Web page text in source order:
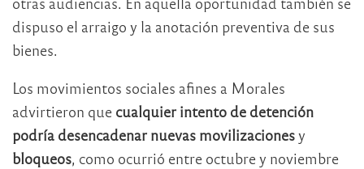
dispuso el arraigo y la anotación preventiva de sus
bienes.
Los movimientos sociales afines a Morales
advirtieron que cualquier intento de detención
podría desencadenar nuevas movilizacionesy
bloqueos, como ocurrió entre octubre y noviembre